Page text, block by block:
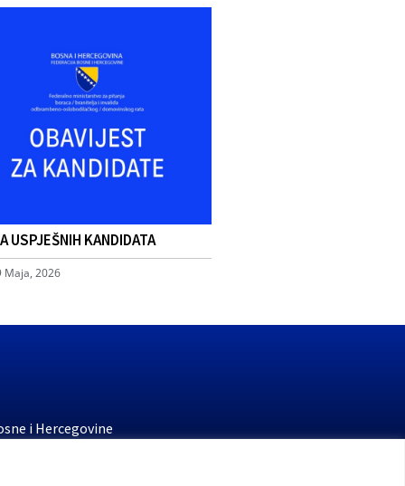
USPJEŠNIH KANDIDATA
Maja, 2026
i Hercegovine